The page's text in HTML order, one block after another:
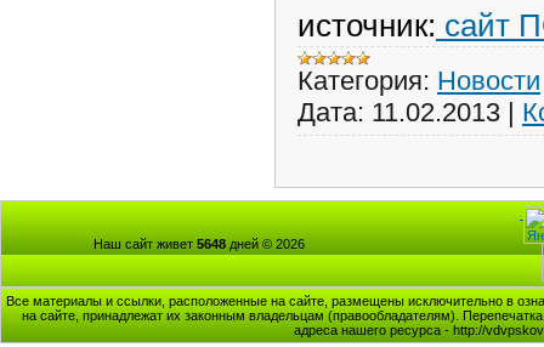
источник: сайт
Категория: Новости
Дата: 11.02.2013 |
Наш сайт живет 5648 дней © 2026
Все материалы и ссылки, расположенные на сайте, размещены исключительно в
на сайте, принадлежат их законным владельцам (правообладателям).
адреса нашего ресурса - http://